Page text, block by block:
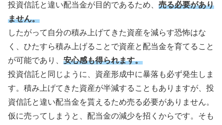
投資信託と違い配当金が目的であるため、 売る必要があり
ません。
したがって自分の積み上げてきた資産を減らす恐怖はな
く、ひたすら積み上げることで資産と配当金を育てること
が可能であり、 安心感も得られます。
投資信託と同じように、資産形成中に暴落も必ず発生しま
す。積み上げてきた資産が半減することもありますが、投
資信託と違い配当金を貰えるため売る必要がありません。
仮に売ってしまうと、配当金の減少を招くからです。そも